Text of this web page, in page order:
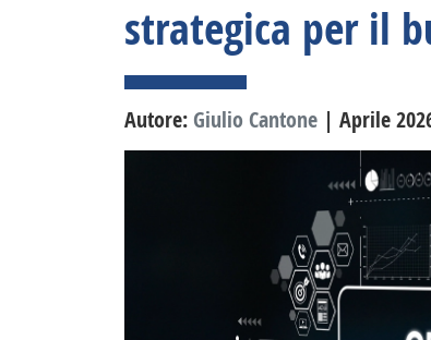
strategica per il
Autore: Giulio Cantone | Aprile